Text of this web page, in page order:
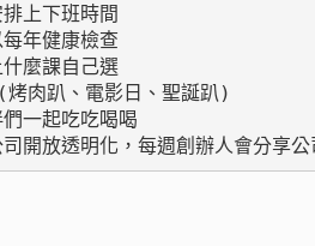
上下班時間
年健康檢查
麼課自己選
肉趴、電影日、聖誕趴)
一起吃吃喝喝
放透明化，每週創辦人會分享公